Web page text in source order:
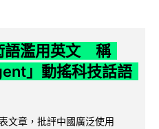
語濫用英文 稱
」動搖科技話語
文章，批評中國廣泛使用